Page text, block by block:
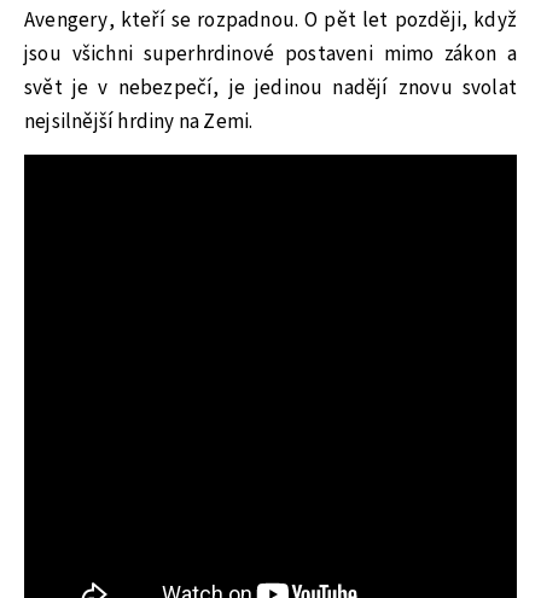
Avengery, kteří se rozpadnou. O pět let později, když
jsou všichni superhrdinové postaveni mimo zákon a
svět je v nebezpečí, je jedinou nadějí znovu svolat
nejsilnější hrdiny na Zemi.